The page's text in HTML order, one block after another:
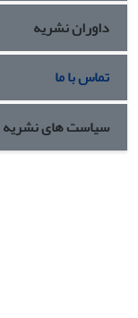
داوران نشریه
تماس با ما
سیاست های نشریه